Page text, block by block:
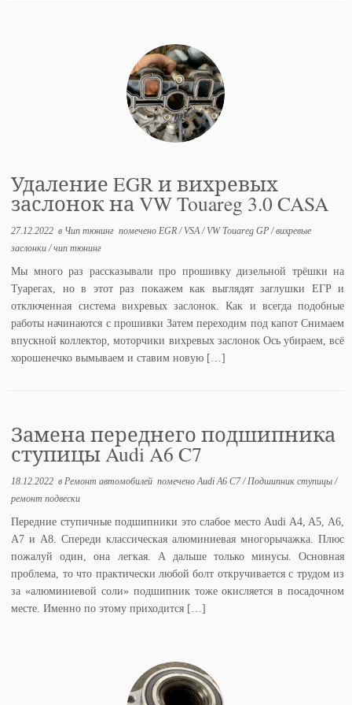
Удаление EGR и вихревых
заслонок на VW Touareg 3.0 CASA
27.12.2022 в Чип тюнинг помечено EGR/ VSA/ VW Touareg GP/вихревые
заслонки/чип тюнинг
Мы много раз рассказывали про прошивку дизельной трёшки на
Туарегах, но в этот раз покажем как выглядят заглушки ЕГР и
отключенная система вихревых заслонок. Как и всегда подобные
работы начинаются с прошивки Затем переходим под капот Снимаем
впускной коллектор, моторчики вихревых заслонок Ось убираем, всё
хорошенечко вымываем и ставим новую […]
Замена переднего подшипника
ступицы Audi A6 C7
18.12.2022 в Ремонт автомобилей помеченоAudi A6 C7/ Подшипник ступицы/
ремонт подвески
Передние ступичные подшипники это слабое место Audi A4, A5, A6,
A7 и A8. Спереди классическая алюминиевая многорычажка. Плюс
пожалуй один, она легкая. А дальше только минусы. Основная
проблема, то что практически любой болт откручивается с трудом из
за «алюминиевой соли» подшипник тоже окисляется в посадочном
месте. Именно по этому приходится […]